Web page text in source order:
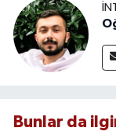
Bunlar da